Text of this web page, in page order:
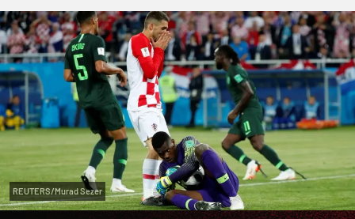
REUTERS/Murad Sezer